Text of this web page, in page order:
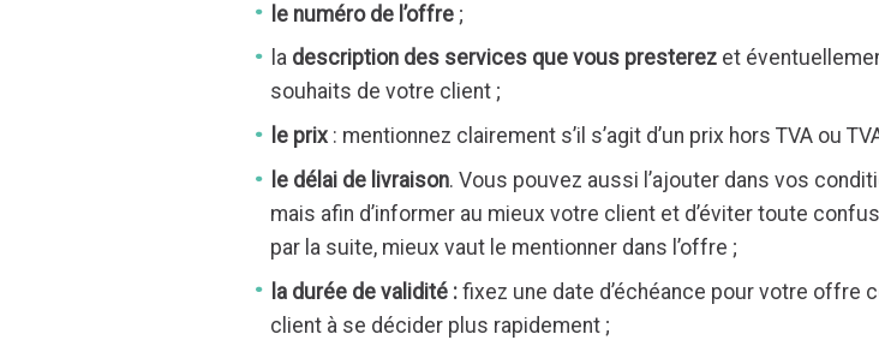
le numéro de l’offre;
la description des services que vous presterezet
souhaits de votre client ;
le prix: mentionnez clairement s’il s’agit d’un prix hors TVA ou
le délai de livraison. Vous pouvez aussi l’ajouter dans vos
mais afin d’informer au mieux votre client et d’éviter toute
par la suite, mieux vaut le mentionner dans l’offre ;
la durée de validité :fixez une date d’échéance pour votre offre
client à se décider plus rapidement ;